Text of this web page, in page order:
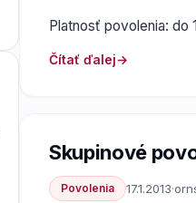
Platnosť povolenia: do
Čítať ďalej
Skupinové
Povolenia 17.1.2013·